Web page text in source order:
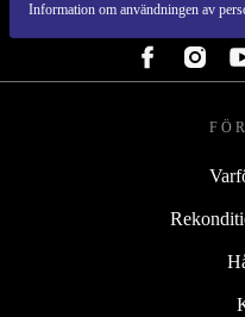
Information om användningen av